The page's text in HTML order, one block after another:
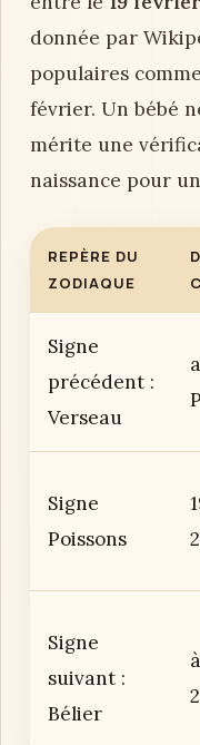
donnée par
populaires
février. Un bébé
mérite une
naissance pour
REPÈRE DU
ZODIAQUE
Signe
précédent :
Verseau
Signe
Poissons
Signe
suivant :
Bélier